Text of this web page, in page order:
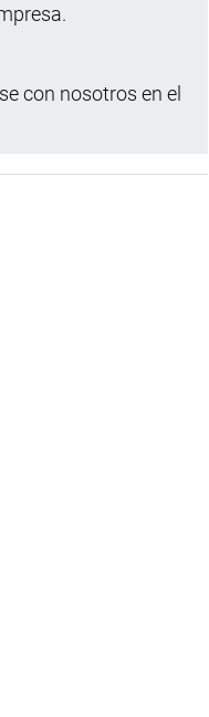
con nosotros en el